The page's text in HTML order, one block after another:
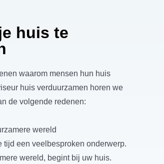
huis te
waarom mensen hun huis
huis verduurzamen horen we
de volgende redenen:
wereld
tijd een veelbesproken onderwerp.
wereld, begint bij uw huis.